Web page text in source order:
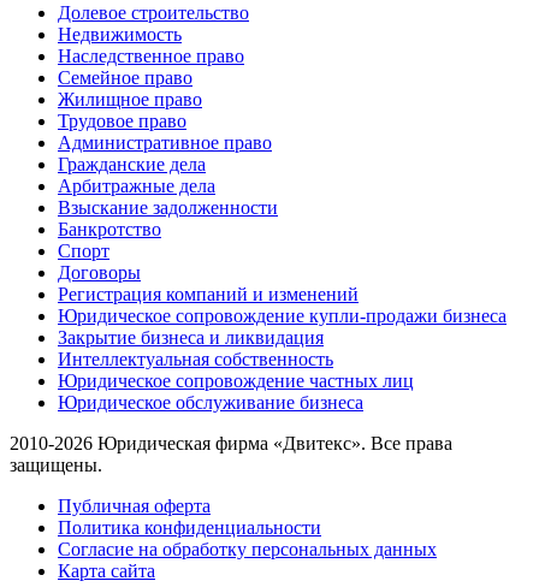
Долевое строительство
Недвижимость
Наследственное право
Семейное право
Жилищное право
Трудовое право
Административное право
Гражданские дела
Арбитражные дела
Взыскание задолженности
Банкротство
Спорт
Договоры
Регистрация компаний и изменений
Юридическое сопровождение купли-продажи бизнеса
Закрытие бизнеса и ликвидация
Интеллектуальная собственность
Юридическое сопровождение частных лиц
Юридическое обслуживание бизнеса
2010-2026 Юридическая фирма «Двитекс». Все права
защищены.
Публичная оферта
Политика конфиденциальности
Согласие на обработку персональных данных
Карта сайта